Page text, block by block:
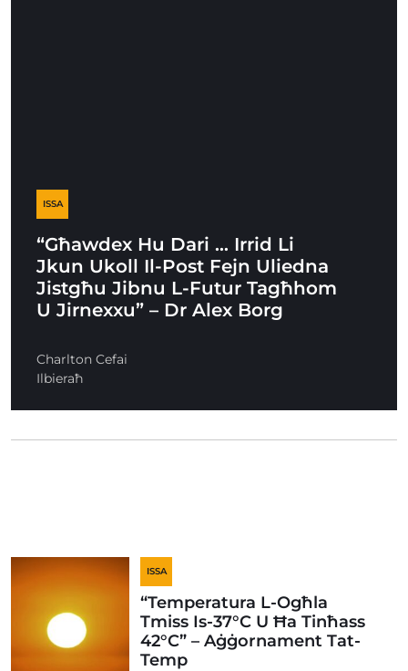
ISSA
“Għawdex Hu Dari … Irrid Li
Jkun Ukoll Il-Post Fejn Uliedna
Jistgħu Jibnu L-Futur Tagħhom
U Jirnexxu” – Dr Alex Borg
Charlton Cefai
Ilbieraħ
ISSA
“Temperatura L-Ogħla
Tmiss Is-37°C U Ħa Tinħass
42°C” – Aġġornament Tat-
Temp